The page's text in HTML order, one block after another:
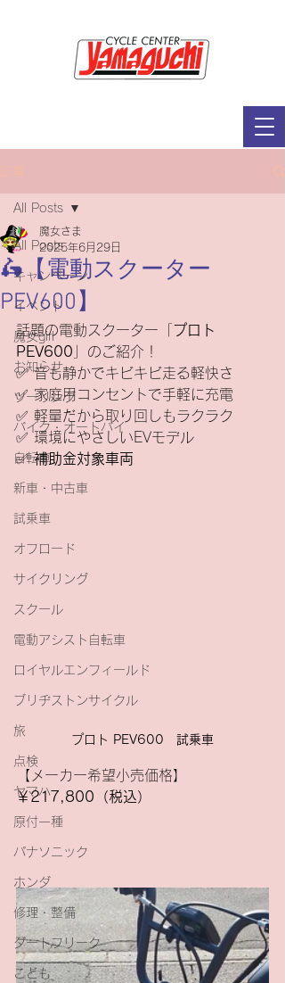
All Posts
キャンペーン
イベント
魔女girl
お知らせ
ツーリング
バイク・オートバイ
自転車
新車・中古車
試乗車
オフロード
サイクリング
スクール
電動アシスト自転車
ロイヤルエンフィールド
ブリヂストンサイクル
旅
点検
ヤマハ
原付一種
パナソニック
ホンダ
修理・整備
ダートフリーク
こども
All Posts
🛵【電動スクーター
PEV600】
魔女さま
2025年6月29日
話題の電動スクーター「
プロト
PEV600 」のご紹介！
✅ 音も静かでキビキビ走る軽快さ
✅ 家庭用コンセントで手軽に充電
✅ 軽量だから取り回しもラクラク
✅ 環境にやさしいEVモデル
✅ 補助金対象車両
プロト PEV600　試乗車
【メーカー希望小売価格】
￥217,800（税込）